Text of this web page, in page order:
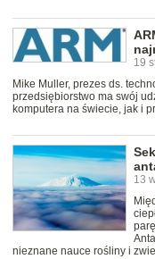
19
Mike Muller, prezes ds.
przedsiębiorstwo ma swój
komputera na świecie, jak i
13
nieznane nauce rośliny i